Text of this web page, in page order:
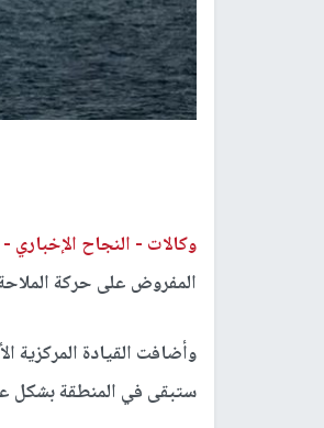
وكالات - النجاح الإخباري -
المفروض على حركة الملاحة
وأضافت القيادة
ستبقى في المنطقة بشكل